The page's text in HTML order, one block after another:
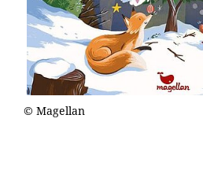
© Magellan